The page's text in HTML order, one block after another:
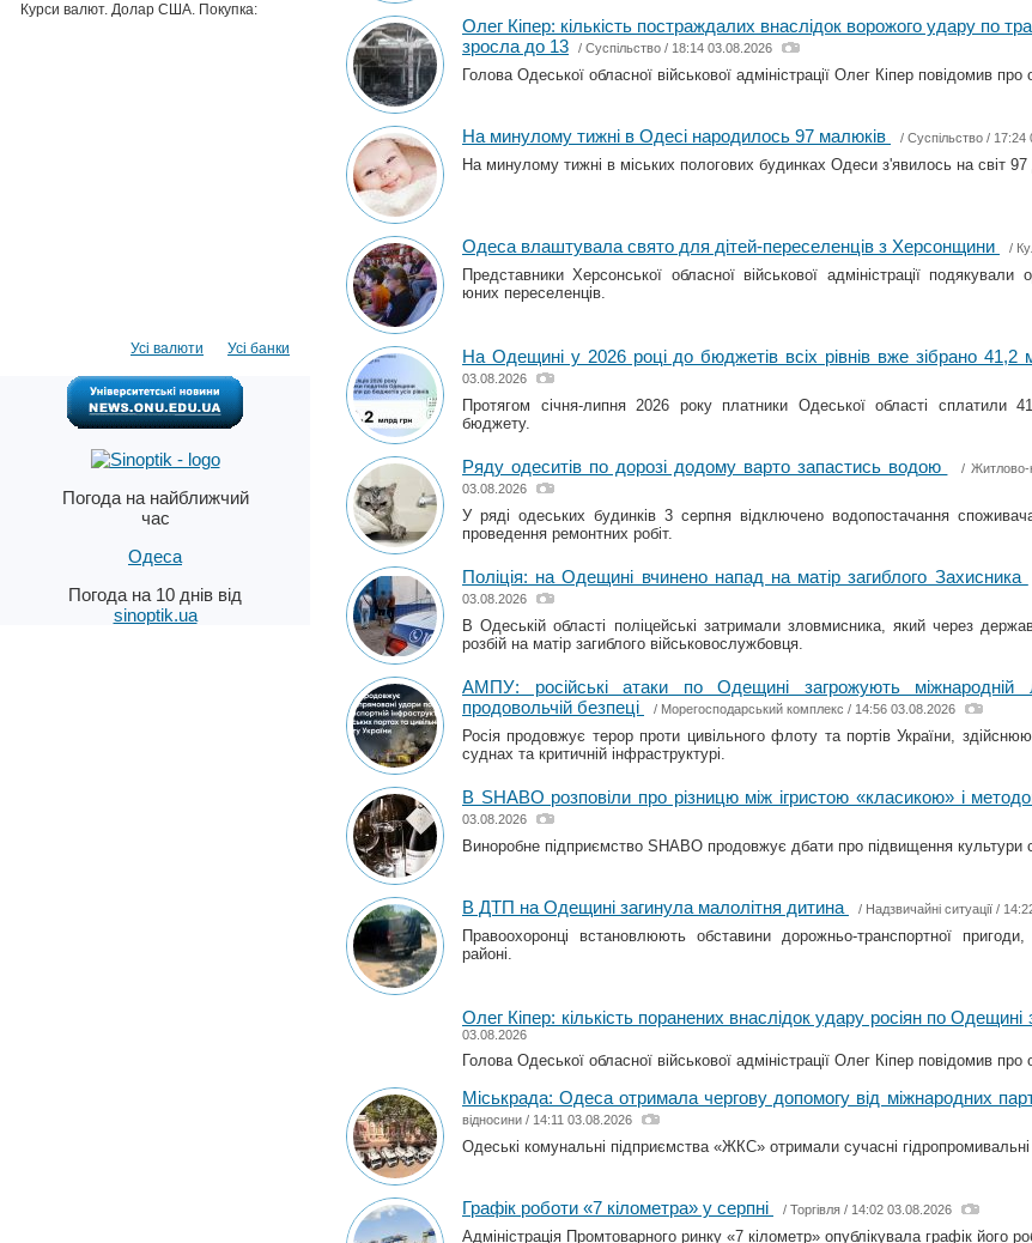
Курси валют. Долар США. Покупка:
Усі банки
Усі валюти
Погода на найближчий
час
Одеса
Погода на 10 днів від
sinoptik.ua
Олег Кіпер: кількість постраждалих внаслідок ворожого удару по
зросла до 13
/ Суспільство / 18:14 03.08.2026
Голова Одеської обласної військової адміністрації Олег Кіпер повідомив про
На минулому тижні в Одесі народилось 97 малюків / Суспільство / 17:24
На минулому тижні в міських пологових будинках Одеси з'явилось на світ 97
Одеса влаштувала свято для дітей-переселенців з Херсонщини /
Представники Херсонської обласної військової адміністрації
юних переселенців.
На Одещині у 2026 році до бюджетів всіх рівнів вже зібрано 41,2
03.08.2026
Протягом січня-липня 2026 року платники Одеської області сплатили
бюджету.
Ряду одеситів по дорозі додому варто запастись водою /Житлово-
03.08.2026
У ряді одеських будинків 3 серпня відключено водопостачання
проведення ремонтних робіт.
Поліція: на Одещині вчинено напад на матір загиблого Захисника
03.08.2026
В Одеській області поліцейські затримали зловмисника, який через
розбій на матір загиблого військовослужбовця.
АМПУ: російські атаки по Одещині загрожують міжнародній
продовольчій безпеці
/ Морегосподарський комплекс / 14:56 03.08.2026
Росія продовжує терор проти цивільного флоту та портів України,
суднах та критичній інфраструктурі.
В SHABO розповіли про різницю між ігристою «класикою» і
03.08.2026
Виноробне підприємство SHABO продовжує дбати про підвищення культури
В ДТП на Одещині загинула малолітня дитина / Надзвичайні ситуації /
Правоохоронці встановлюють обставини дорожньо-транспортної
районі.
Олег Кіпер: кількість поранених внаслідок удару росіян по
03.08.2026
Голова Одеської обласної військової адміністрації Олег Кіпер повідомив про
Міськрада: Одеса отримала чергову допомогу від міжнародних
відносини / 14:11 03.08.2026
Одеські комунальні підприємства «ЖКС» отримали сучасні
Графік роботи «7 кілометра» у серпні / Торгівля / 14:02 03.08.2026
Адміністрація Промтоварного ринку «7 кілометр» опублікувала графік його